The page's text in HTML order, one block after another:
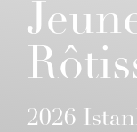
2026